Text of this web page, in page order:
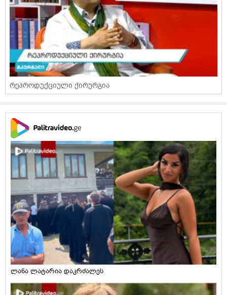
რეპროდუქციული ქირურგია
ლანა ლატარია დაკრძალეს